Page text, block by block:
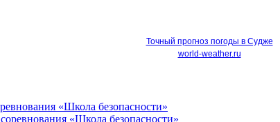
Точный прогноз погоды в Судже
world-weather.ru
«Школа безопасности»